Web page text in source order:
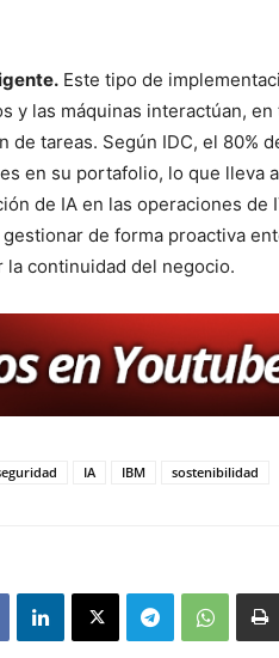
Este tipo de
y las máquinas interactúan,
de tareas. Según IDC, el 80%
en su portafolio, lo que lleva
de IA en las operaciones
de forma proactiva
continuidad del negocio.
IA IBM sostenibilidad